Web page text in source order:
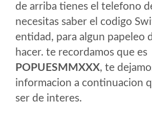
de arriba tienes el telefono
necesitas saber el codigo
entidad, para algun papeleo
hacer. te recordamos que es
POPUESMMXXX, te
informacion a continuacion
ser de interes.